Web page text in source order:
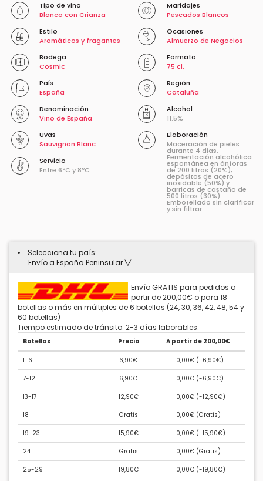
Tipo de vino
Blanco con Crianza
Maridajes
Pescados Blancos
Estilo
Aromáticos y fragantes
Ocasiones
Almuerzo de Negocios
Bodega
Cosmic
Formato
75 cl.
País
España
Región
Cataluña
Denominación
Vino de España
Alcohol
11.5%
Uvas
Sauvignon Blanc
Servicio
Entre 6ºC y 8ºC
Elaboración
Maceración de pieles
durante 4 días.
Fermentación alcohólica
espontánea en ánforas
de 200 litros (20%),
depósitos de acero
inoxidable (50%) y
barricas de castaño de
500 litros (30%).
Embotellado sin clarificar
y sin filtrar.
Selecciona tu país:
Envío a España Peninsular
Envío GRATIS para pedidos a
partir de 200,00€ o para 18
botellas o más en múltiples de 6 botellas (24, 30, 36, 42, 48, 54 y
60 botellas)
Tiempo estimado de tránsito: 2-3 días laborables.
Botellas Precio A partir de 200,00€
1-6 6,90€ 0,00€ (-6,90€)
7-12 6,90€ 0,00€ (-6,90€)
13-17 12,90€ 0,00€ (-12,90€)
18 Gratis 0,00€ (Gratis)
19-23 15,90€ 0,00€ (-15,90€)
24 Gratis 0,00€ (Gratis)
25-29 19,80€ 0,00€ (-19,80€)